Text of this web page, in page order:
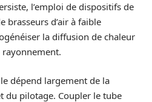
l’emploi de dispositifs de
brasseurs d’air à faible
la diffusion de chaleur
dépend largement de la
du pilotage. Coupler le tube